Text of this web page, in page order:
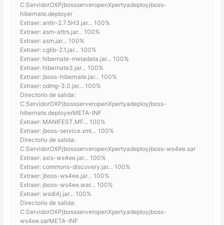
C:ServidorOXPjbossserveropenXpertyadeployjboss-
hibernate.deployer
Extraer: antlr-2.7.5H3.jar… 100%
Extraer: asm-attrs.jar… 100%
Extraer: asm.jar… 100%
Extraer: cglib-2.1.jar… 100%
Extraer: hibernate-metadata.jar… 100%
Extraer: hibernate3.jar… 100%
Extraer: jboss-hibernate.jar… 100%
Extraer: odmg-3.0.jar… 100%
Directorio de salida:
C:ServidorOXPjbossserveropenXpertyadeployjboss-
hibernate.deployerMETA-INF
Extraer: MANIFEST.MF… 100%
Extraer: jboss-service.xml… 100%
Directorio de salida:
C:ServidorOXPjbossserveropenXpertyadeployjboss-ws4ee.sar
Extraer: axis-ws4ee.jar… 100%
Extraer: commons-discovery.jar… 100%
Extraer: jboss-ws4ee.jar… 100%
Extraer: jboss-ws4ee.war… 100%
Extraer: wsdl4j.jar… 100%
Directorio de salida:
C:ServidorOXPjbossserveropenXpertyadeployjboss-
ws4ee.sarMETA-INF